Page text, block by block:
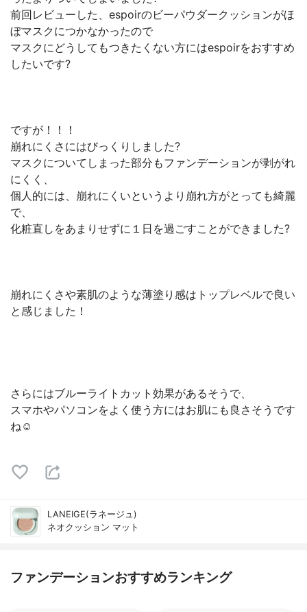
前回レビューした、espoirのビーパウダークッションがほ
ぼマスクにつかなかったので
マスクにどうしてもつきたくない方にはespoirをおすすめ
したいです?
ですが！！！
崩れにくさにはびっくりしました?
マスクについてしまった部分もファンデーションが剥がれ
にくく、
個人的には、崩れにくいというより崩れ方がとっても綺麗
で、
化粧直しをあまりせずに１日を過ごすことができました?
崩れにくさや素肌のような薄塗り感はトップレベルで良い
と感じました！
さらにはブルーライトカット効果があるそうで、
スマホやパソコンをよく使う方にはお肌にも良さそうです
ね☺️
LANEIGE(ラネージュ)
ネオクッション マット
ファンデーションおすすめランキング